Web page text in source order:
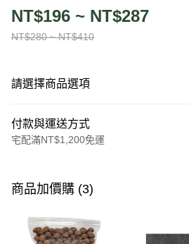
NT$280 ~ NT$410
NT$196 ~ NT$287
請選擇商品選項
付款與運送方式
宅配滿NT$1,200免運
信用卡一次付款
Apple Pay
商品加價購 (3)